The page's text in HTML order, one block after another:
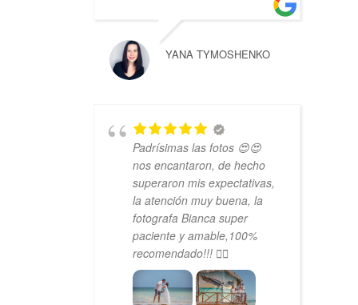
YANA TYMOSHENKO
Padrísimas las fotos 😍😍
nos encantaron, de hecho
superaron mis expectativas,
la atención muy buena, la
fotografa Bianca super
paciente y amable,100%
recomendado!!! 👍🏼